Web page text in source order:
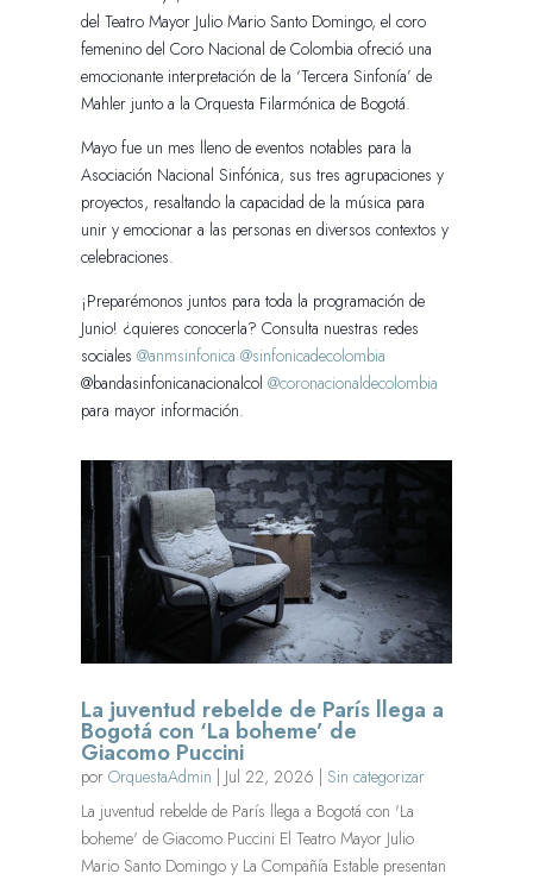
del Teatro Mayor Julio Mario Santo Domingo, el coro
femenino del Coro Nacional de Colombia ofreció una
emocionante interpretación de la ‘Tercera Sinfonía’ de
Mahler junto a la Orquesta Filarmónica de Bogotá.
Mayo fue un mes lleno de eventos notables para la
Asociación Nacional Sinfónica, sus tres agrupaciones y
proyectos, resaltando la capacidad de la música para
unir y emocionar a las personas en diversos contextos y
celebraciones.
¡Preparémonos juntos para toda la programación de
Junio! ¿quieres conocerla? Consulta nuestras redes
sociales@anmsinfonica @sinfonicadecolombia
@bandasinfonicanacionalcol@coronacionaldecolombia
para mayor información.
La juventud rebelde de París llega a
Bogotá con ‘La boheme’ de
Giacomo Puccini
porOrquestaAdmin Jul 22, 2026
Sin categorizar
La juventud rebelde de París llega a Bogotá con 'La
boheme' de Giacomo Puccini El Teatro Mayor Julio
Mario Santo Domingo y La Compañía Estable presentan